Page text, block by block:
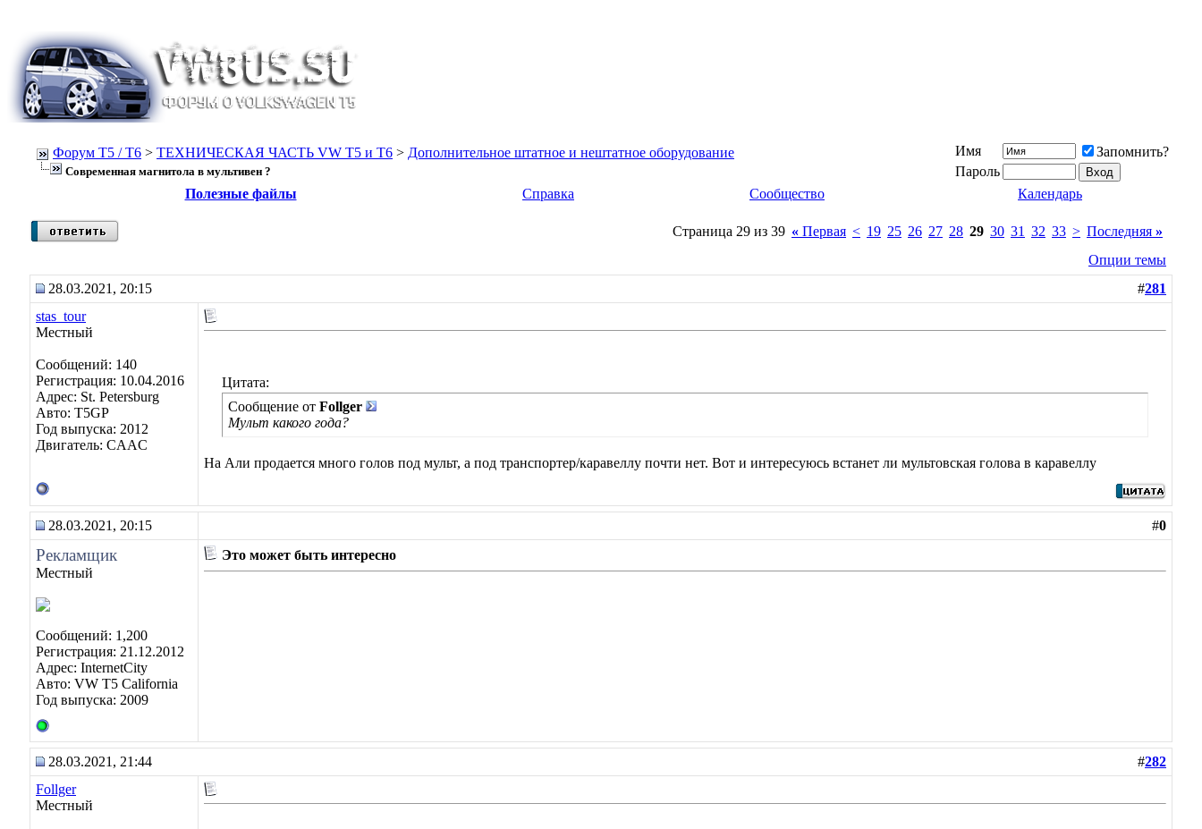
Форум Т5 / T6 > ТЕХНИЧЕСКАЯ ЧАСТЬ VW T5 и T6 > Дополнительное штатное и нештатное оборудование
Современная магнитола в мультивен ?
Имя
Запомнить?
Пароль
Полезные файлы
Справка Сообщество Календарь
Страница 29 из 39 « Первая < 19 25 26 27 28 29 30 31 32 33 > Последняя »
Опции темы
28.03.2021, 20:15
#281
stas_tour
Местный
Сообщений: 140
Регистрация: 10.04.2016
Адрес: St. Petersburg
Авто: T5GP
Год выпуска: 2012
Двигатель: CAAC
Цитата:
Сообщение от Follger
Мульт какого года?
На Али продается много голов под мульт, а под транспортер/каравеллу почти нет. Вот и интересуюсь встанет ли мультовская голова в каравеллу
28.03.2021, 20:15 #0
Рекламщик
Местный
Сообщений: 1,200
Регистрация: 21.12.2012
Адрес: InternetCity
Авто: VW T5 California
Год выпуска: 2009
Это может быть интересно
28.03.2021, 21:44 #282
Follger
Местный